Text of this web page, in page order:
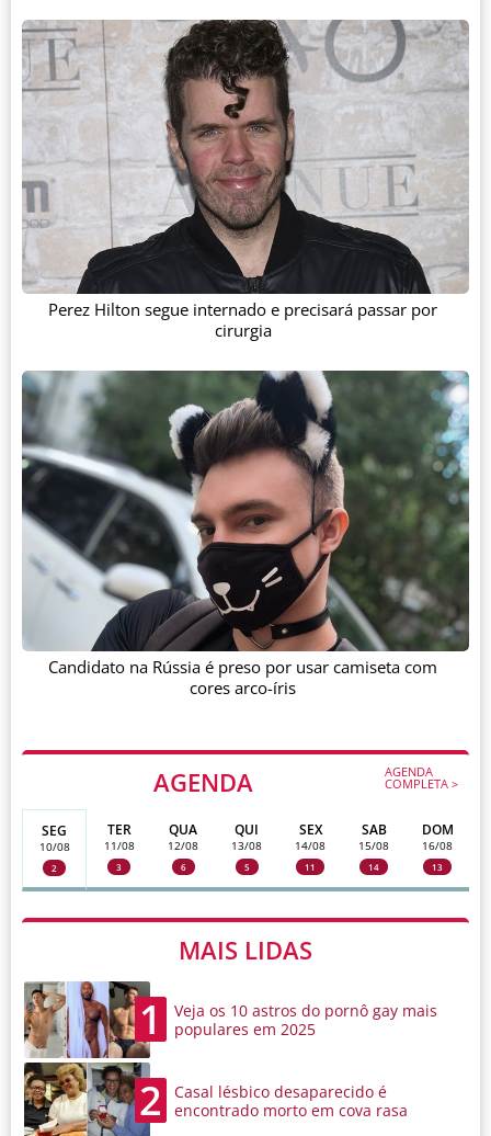
AGENDA AGENDA
COMPLETA >
SEG
10/08
2
TER
11/08
3
QUA
12/08
6
QUI
13/08
5
SEX
14/08
11
SAB
15/08
14
DOM
16/08
13
MAIS LIDAS
1
Veja os 10 astros do pornô gay mais
populares em 2025
2
Casal lésbico desaparecido é
encontrado morto em cova rasa
Perez Hilton segue internado e precisará passar por
cirurgia
Candidato na Rússia é preso por usar camiseta com
cores arco-íris